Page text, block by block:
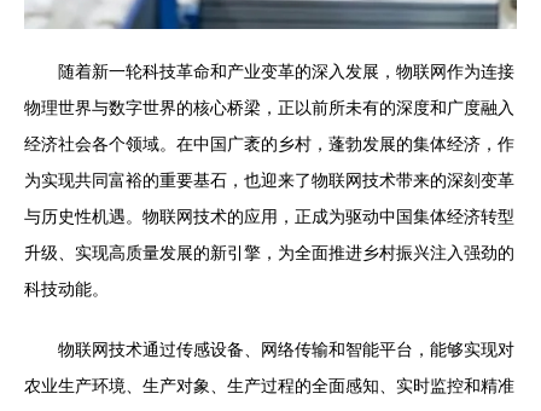
随着新一轮科技革命和产业变革的深入发展，物联网作为连接
物理世界与数字世界的核心桥梁，正以前所未有的深度和广度融入
经济社会各个领域。在中国广袤的乡村，蓬勃发展的集体经济，作
为实现共同富裕的重要基石，也迎来了物联网技术带来的深刻变革
与历史性机遇。物联网技术的应用，正成为驱动中国集体经济转型
升级、实现高质量发展的新引擎，为全面推进乡村振兴注入强劲的
科技动能。
物联网技术通过传感设备、网络传输和智能平台，能够实现对
农业生产环境、生产对象、生产过程的全面感知、实时监控和精准